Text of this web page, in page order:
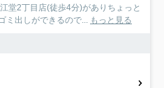
堂2丁目店(徒歩4分)がありちょっと
ミ出しができるので...
もっと見る